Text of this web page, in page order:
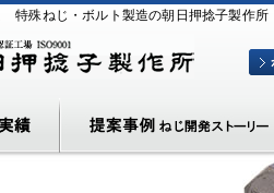
特殊ねじ・ボルト製造の朝日押捻子製作所